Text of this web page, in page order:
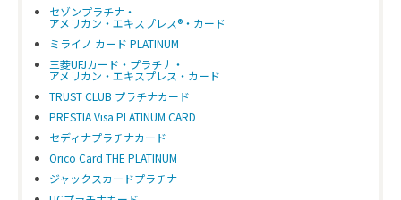
セゾンプラチナ・
アメリカン・エキスプレス®・カード
ミライノ カード PLATINUM
三菱UFJカード・プラチナ・
アメリカン・エキスプレス・カード
TRUST CLUB プラチナカード
PRESTIA Visa PLATINUM CARD
セディナプラチナカード
Orico Card THE PLATINUM
ジャックスカードプラチナ